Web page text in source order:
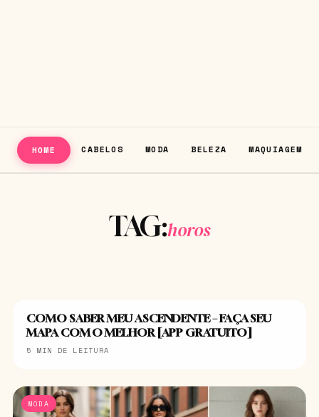
HOME CABELOS MODA BELEZA MAQUIAGEM
TAG:horos
SIGNOS
COMO SABER MEU ASCENDENTE – FAÇA SEU
MAPA COM O MELHOR [APP GRATUITO]
5 MIN DE LEITURA
MODA